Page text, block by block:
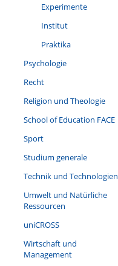
Experimente
Institut
Praktika
Psychologie
Recht
Religion und Theologie
School of Education FACE
Sport
Studium generale
Technik und Technologien
Umwelt und Natürliche
Ressourcen
uniCROSS
Wirtschaft und
Management